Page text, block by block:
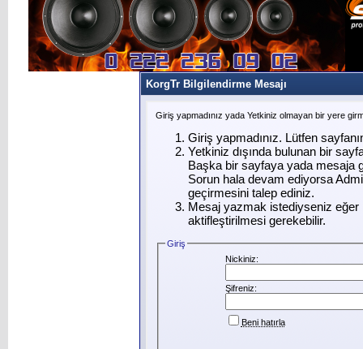
KorgTr Bilgilendirme Mesajı
Giriş yapmadınız yada Yetkiniz olmayan bir yere
Giriş yapmadınız. Lütfen
Yetkiniz dışında bulunan bir
Başka bir sayfaya yada mesaja
Sorun hala devam ediyorsa
geçirmesini talep ediniz.
Mesaj yazmak istediyseniz eğer
aktifleştirilmesi gerekebilir.
Giriş
Nickiniz:
Şifreniz:
Beni hatırla